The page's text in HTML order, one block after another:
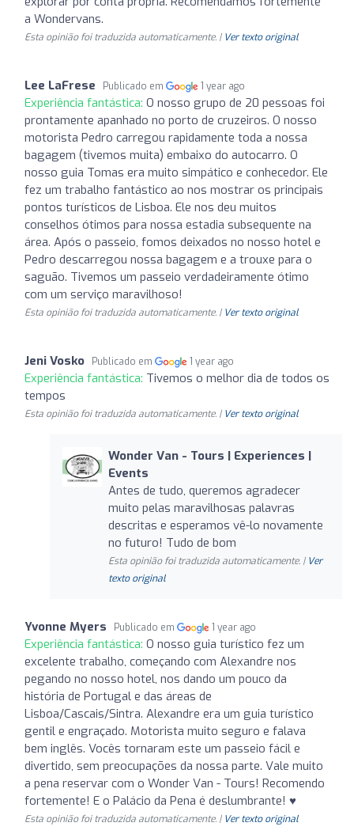
a Wondervans.
Esta opinião foi traduzida automaticamente. | Ver texto original
Lee LaFrese Publicado em 1 year ago
Experiência fantástica: O nosso grupo de 20 pessoas foi
prontamente apanhado no porto de cruzeiros. O nosso
motorista Pedro carregou rapidamente toda a nossa
bagagem (tivemos muita) embaixo do autocarro. O
nosso guia Tomas era muito simpático e conhecedor. Ele
fez um trabalho fantástico ao nos mostrar os principais
pontos turísticos de Lisboa. Ele nos deu muitos
conselhos ótimos para nossa estadia subsequente na
área. Após o passeio, fomos deixados no nosso hotel e
Pedro descarregou nossa bagagem e a trouxe para o
saguão. Tivemos um passeio verdadeiramente ótimo
com um serviço maravilhoso!
Esta opinião foi traduzida automaticamente. | Ver texto original
Jeni Vosko Publicado em 1 year ago
Experiência fantástica: Tivemos o melhor dia de todos os
tempos
Esta opinião foi traduzida automaticamente. | Ver texto original
Wonder Van - Tours | Experiences |
Events
Antes de tudo, queremos agradecer
muito pelas maravilhosas palavras
descritas e esperamos vê-lo novamente
no futuro! Tudo de bom
Esta opinião foi traduzida automaticamente. | Ver
texto original
Yvonne Myers Publicado em 1 year ago
Experiência fantástica: O nosso guia turístico fez um
excelente trabalho, começando com Alexandre nos
pegando no nosso hotel, nos dando um pouco da
história de Portugal e das áreas de
Lisboa/Cascais/Sintra. Alexandre era um guia turístico
gentil e engraçado. Motorista muito seguro e falava
bem inglês. Vocês tornaram este um passeio fácil e
divertido, sem preocupações da nossa parte. Vale muito
a pena reservar com o Wonder Van - Tours! Recomendo
fortemente! E o Palácio da Pena é deslumbrante! ♥
Esta opinião foi traduzida automaticamente. | Ver texto original